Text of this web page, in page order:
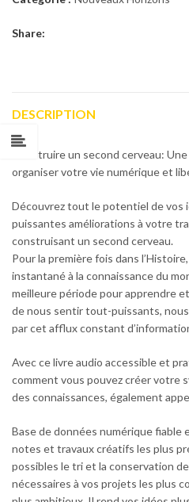
Share:
DESCRIPTION
Construire un second cerveau:
organiser votre vie numérique et
Découvrez tout le potentiel de vos
puissantes améliorations à votre
construisant un second cerveau.
Pour la première fois dans
instantané à la connaissance du
meilleure période pour apprendre
de nous sentir tout-puissants,
par cet afflux constant
Avec ce livre audio accessible et
comment vous pouvez créer votre
des connaissances, également
Base de données numérique fiable
notes et travaux créatifs les plus
possibles le tri et la conservation
nécessaires à vos projets les plus